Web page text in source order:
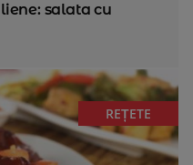
salata cu
REȚETE